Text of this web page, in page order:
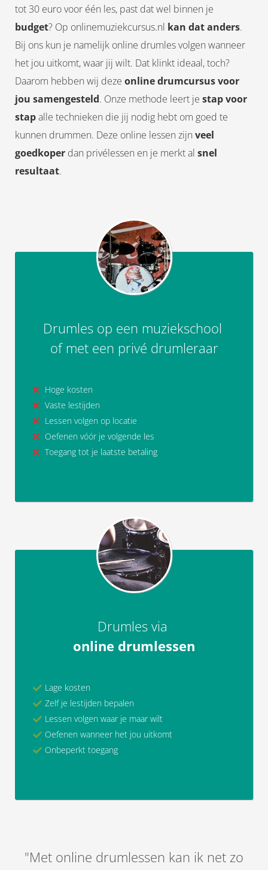
tot 30 euro voor één les, past dat wel binnen je
budget? Op onlinemuziekcursus.nl kan dat anders.
Bij ons kun je namelijk online drumles volgen wanneer
het jou uitkomt, waar jij wilt. Dat klinkt ideaal, toch?
Daarom hebben wij deze online drumcursusvoor
jou samengesteld. Onze methode leert je stap voor
stapalle technieken die jij nodig hebt om goed te
kunnen drummen. Deze online lessen zijn veel
goedkoper dan privélessen en je merkt al snel
resultaat.
Drumles op een muziekschool
of met een privé drumleraar
Hoge kosten
Vaste lestijden
Lessen volgen op locatie
Oefenen vóór je volgende les
Toegang tot je laatste betaling
Drumles via
online drumlessen
Lage kosten
Zelf je lestijden bepalen
Lessen volgen waar je maar wilt
Oefenen wanneer het jou uitkomt
Onbeperkt toegang
"Met online drumlessen kan ik net zo